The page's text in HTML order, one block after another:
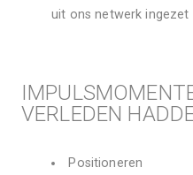
uit ons netwerk ingezet
VERLEDEN
Positioneren